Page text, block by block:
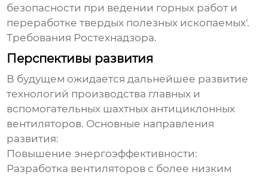
безопасности при ведении горных работ и
переработке твердых полезных ископаемых'.
Требования Ростехнадзора.
Перспективы развития
В будущем ожидается дальнейшее развитие
технологий производства главных и
вспомогательных шахтных антициклонных
вентиляторов. Основные направления
развития:
Повышение энергоэффективности:
Разработка вентиляторов с более низким